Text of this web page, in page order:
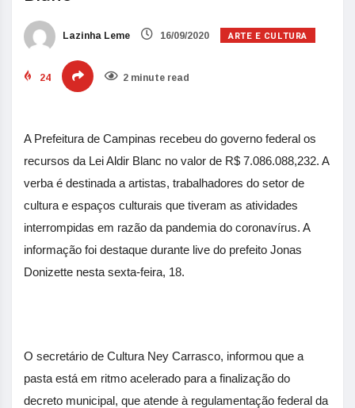
Lazinha Leme 16/09/2020 ARTE E CULTURA
24 2 minute read
A Prefeitura de Campinas recebeu do governo federal os
recursos da Lei Aldir Blanc no valor de R$ 7.086.088,232. A
verba é destinada a artistas, trabalhadores do setor de
cultura e espaços culturais que tiveram as atividades
interrompidas em razão da pandemia do coronavírus. A
informação foi destaque durante live do prefeito Jonas
Donizette nesta sexta-feira, 18.
O secretário de Cultura Ney Carrasco, informou que a
pasta está em ritmo acelerado para a finalização do
decreto municipal, que atende à regulamentação federal da